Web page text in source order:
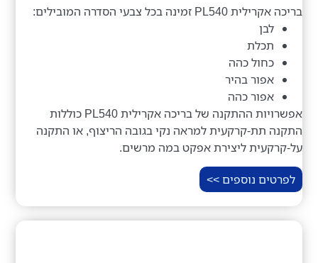
בריכה אקרילית PL540 זמינה בכל צבעי הסדרה המובילים:
לבן
תכלת
כחול כהה
אפור בהיר
אפור כהה
אפשרויות ההתקנה של בריכה אקרילית PL540 כוללות
התקנה תת-קרקעית למראה נקי בגובה הריצוף, או התקנה
על-קרקעית ליצירת אפקט במה מרשים.
לפרטים נוספים >>